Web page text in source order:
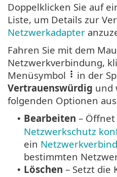
Doppelklicken Sie auf
Liste, um Details zur
Netzwerkadapter
Fahren Sie mit dem
Netzwerkverbindung,
Menüsymbol
in der
Vertrauenswürdig und
folgenden Optionen
• Bearbeiten –
Netzwerkschutz
ein
bestimmten
• Löschen – Setzt die